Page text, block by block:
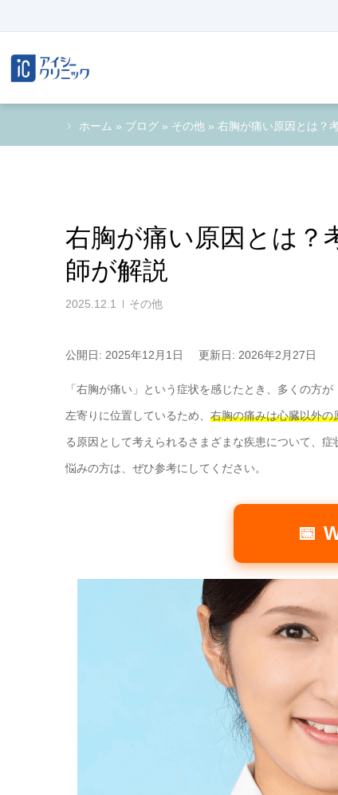
ホーム » ブログ » その他 » 右胸が痛い原因とは？
右胸が痛い原因とは？
師が解説
2025.12.1 その他
公開日: 2025年12月1日 更新日: 2026年2月27日
「右胸が痛い」という症状を感じたとき、多くの方
左寄りに位置しているため、 右胸の痛みは心臓以外
る原因として考えられるさまざまな疾患について、
悩みの方は、ぜひ参考にしてください。
📅